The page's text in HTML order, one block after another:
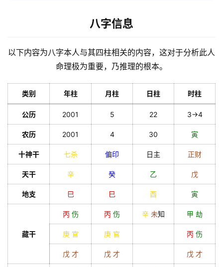
八字信息
以下内容为八字本人与其四柱相关的内容，这对于分析此人
命理极为重要，乃推理的根本。
类别 年柱 月柱 日柱 时柱
公历 2001 5 22 3->4
农历 2001 4 30 寅
十神干 七杀 偏印 日主 正财
天干 辛 癸 乙 戊
地支 巳 巳 酉 寅
藏干
丙 伤 丙 伤 辛 未知 甲 劫
庚 官 庚 官 丙 伤
戊 才 戊 才 戊 才